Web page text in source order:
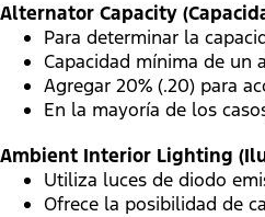
Alternator Capacity
Para determinar la
Capacidad mínima de un
Agregar 20% (.20) para
En la mayoría de los
Ambient Interior Lighting
Utiliza luces de diodo
Ofrece la posibilidad de